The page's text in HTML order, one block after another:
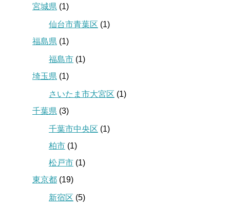
宮城県 (1)
仙台市青葉区 (1)
福島県 (1)
福島市 (1)
埼玉県 (1)
さいたま市大宮区 (1)
千葉県 (3)
千葉市中央区 (1)
柏市 (1)
松戸市 (1)
東京都 (19)
新宿区 (5)